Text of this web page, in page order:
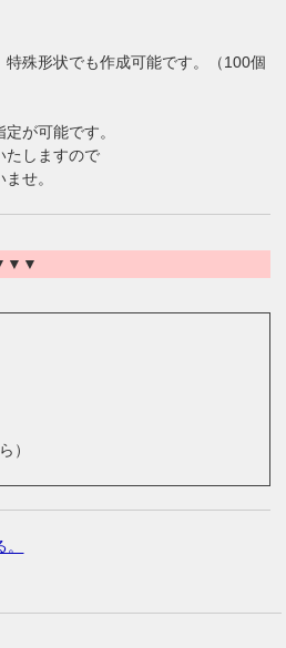
殊形状でも作成可能です。（100個
が可能です。
たしますので
せ。
▼▼▼
）